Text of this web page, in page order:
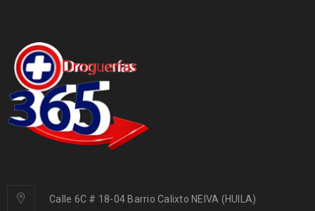
Calle 6C # 18-04 Barrio Calixto NEIVA (HUILA)